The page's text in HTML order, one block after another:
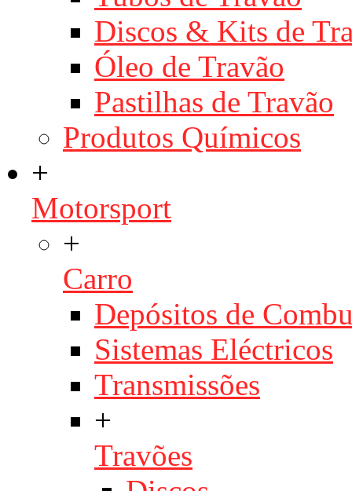
Discos & Kits de
Óleo de Travão
Pastilhas de Travão
Produtos Químicos
+
Motorsport
+
Carro
Depósitos de
Sistemas Eléctricos
Transmissões
+
Travões